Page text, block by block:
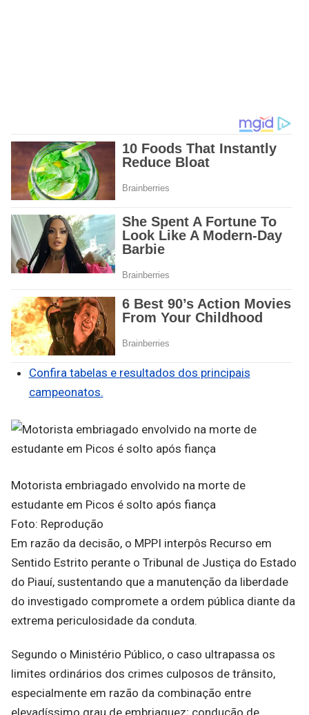
Confira tabelas e resultados dos principais
campeonatos.
Motorista embriagado envolvido na morte de
estudante em Picos é solto após fiança
Foto: Reprodução
Em razão da decisão, o MPPI interpôs Recurso em
Sentido Estrito perante o Tribunal de Justiça do Estado
do Piauí, sustentando que a manutenção da liberdade
do investigado compromete a ordem pública diante da
extrema periculosidade da conduta.
Segundo o Ministério Público, o caso ultrapassa os
limites ordinários dos crimes culposos de trânsito,
especialmente em razão da combinação entre